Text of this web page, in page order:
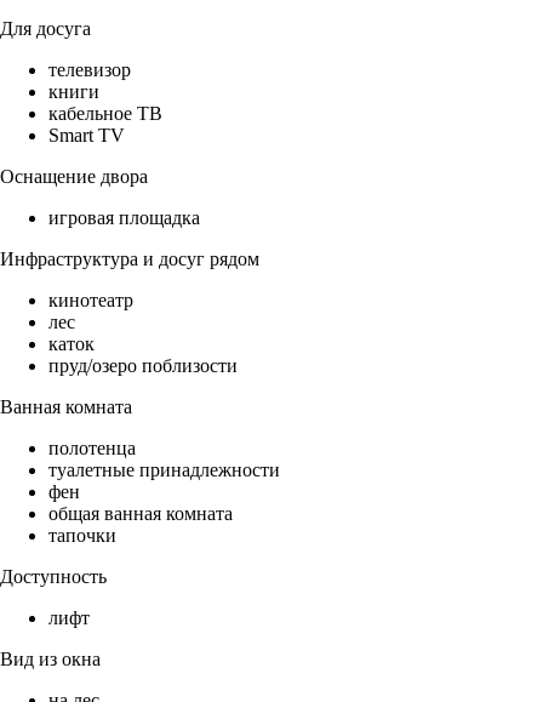
Для досуга
телевизор
книги
кабельное ТВ
Smart TV
Оснащение двора
игровая площадка
Инфраструктура и досуг рядом
кинотеатр
лес
каток
пруд/озеро поблизости
Ванная комната
полотенца
туалетные принадлежности
фен
общая ванная комната
тапочки
Доступность
лифт
Вид из окна